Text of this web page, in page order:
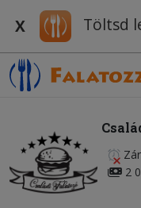
X Töltsd
2